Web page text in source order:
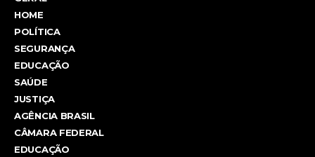
HOME
POLÍTICA
SEGURANÇA
EDUCAÇÃO
SAÚDE
JUSTIÇA
AGÊNCIA BRASIL
CÂMARA FEDERAL
EDUCAÇÃO